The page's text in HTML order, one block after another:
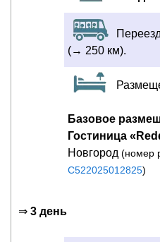
Переезд
(→ 250 км).
Базовое
Гостиница
Новгород (номер
С522025012825)
⇒ 3 день